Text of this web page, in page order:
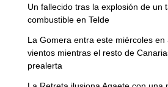
Un fallecido tras la explosión de un
combustible en Telde
La Gomera entra este miércoles
vientos mientras el resto de
prealerta